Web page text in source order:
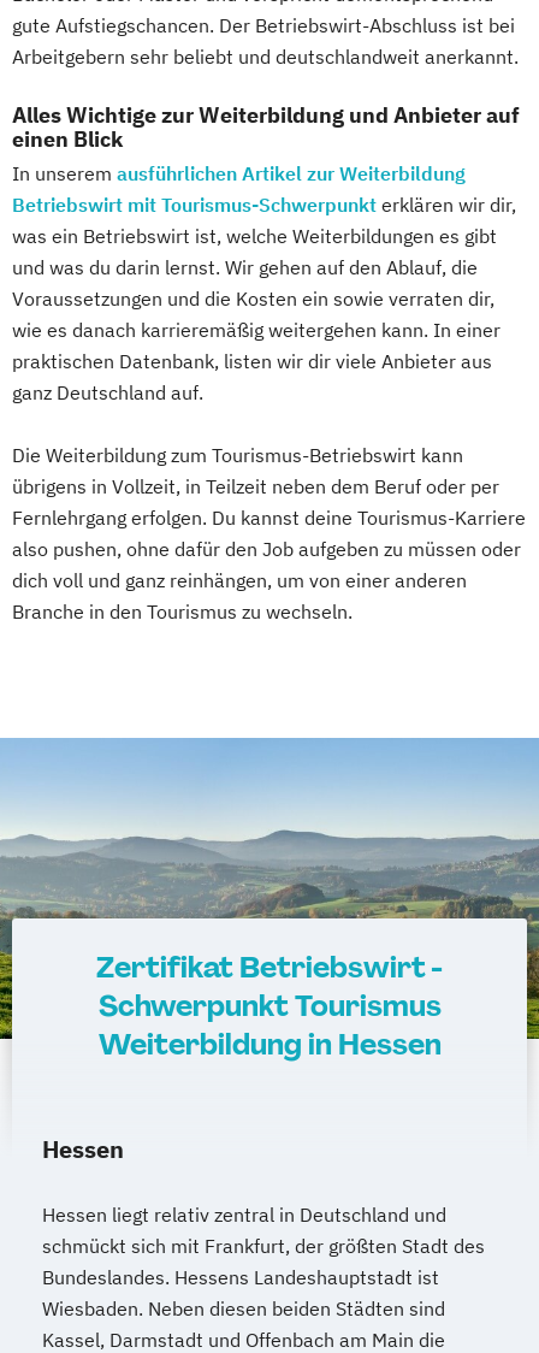
gute Aufstiegschancen. Der Betriebswirt-Abschluss ist bei
Arbeitgebern sehr beliebt und deutschlandweit anerkannt.
Alles Wichtige zur Weiterbildung und Anbieter auf
einen Blick
In unserem ausführlichen Artikel zur Weiterbildung
Betriebswirt mit Tourismus-Schwerpunkt erklären wir dir,
was ein Betriebswirt ist, welche Weiterbildungen es gibt
und was du darin lernst. Wir gehen auf den Ablauf, die
Voraussetzungen und die Kosten ein sowie verraten dir,
wie es danach karrieremäßig weitergehen kann. In einer
praktischen Datenbank, listen wir dir viele Anbieter aus
ganz Deutschland auf.
Die Weiterbildung zum Tourismus-Betriebswirt kann
übrigens in Vollzeit, in Teilzeit neben dem Beruf oder per
Fernlehrgang erfolgen. Du kannst deine Tourismus-Karriere
also pushen, ohne dafür den Job aufgeben zu müssen oder
dich voll und ganz reinhängen, um von einer anderen
Branche in den Tourismus zu wechseln.
Zertifikat Betriebswirt -
Schwerpunkt Tourismus
Weiterbildung in Hessen
Hessen
Hessen liegt relativ zentral in Deutschland und
schmückt sich mit Frankfurt, der größten Stadt des
Bundeslandes. Hessens Landeshauptstadt ist
Wiesbaden. Neben diesen beiden Städten sind
Kassel, Darmstadt und Offenbach am Main die